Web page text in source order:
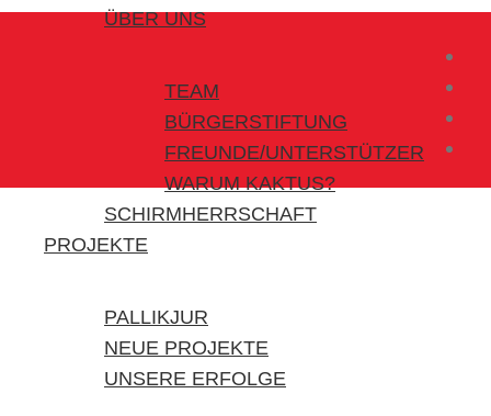
ÜBER UNS
TEAM
BÜRGERSTIFTUNG
FREUNDE/UNTERSTÜTZER
WARUM KAKTUS?
SCHIRMHERRSCHAFT
PROJEKTE
PALLIKJUR
NEUE PROJEKTE
UNSERE ERFOLGE